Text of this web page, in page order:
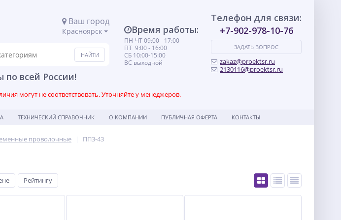
Ваш город
Красноярск
по всей России!
Время работы:
ПН-ЧТ 09:00 - 17:00
ПТ 9:00 - 16:00
СБ 10:00-15:00
ВС выходной
Телефон для связи:
+7-902-978-10-76
ЗАДАТЬ ВОПРОС
zakaz@proektsr.ru
2130116@proektsr.ru
могут не соответствовать. Уточняйте у менеджеров.
ТЕХНИЧЕСКИЙ СПРАВОЧНИК О КОМПАНИИ ПУБЛИЧНАЯ ОФЕРТА КОНТАКТЫ
проволочные ПП3-43
Рейтингу